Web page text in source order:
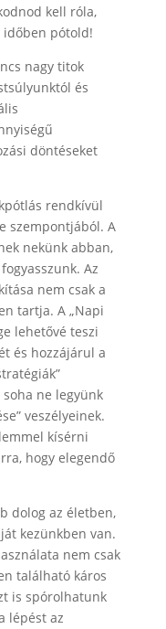
kell róla,
időben pótold!
nagy titok
és
döntéseket
rendkívül
szempontjából. A
nekünk abban,
Az
nem csak a
tartja. A „Napi
lehetővé teszi
és hozzájárul a
ne legyünk
veszélyeinek.
kísérni
hogy elegendő
dolog az életben,
kezünkben van.
nem csak
található káros
is spórolhatunk
lépést az